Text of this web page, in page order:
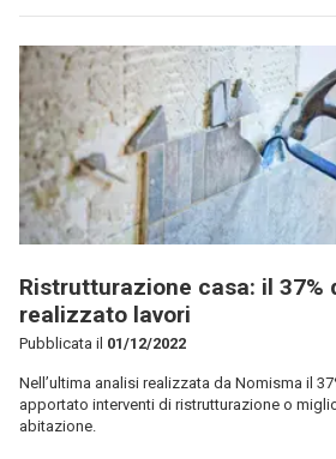
Ristrutturazione casa: il 37%
realizzato lavori
Pubblicata il 01/12/2022
Nell’ultima analisi realizzata da Nomisma il
apportato interventi di ristrutturazione o
abitazione.